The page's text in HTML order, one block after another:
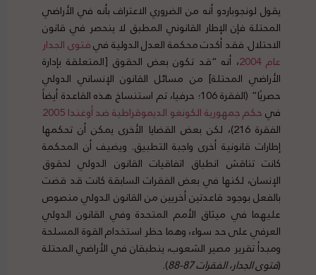
يقول لونجوباردو أنه من الضروري الاعتراف بأنه في الأراضي
المحتلة فإن الإطار القانوني المطبق لا ينحصر في قانون
الاحتلال. فقد أكدت محكمة العدل الدولية فيفتوى الجدار
عام 2004
، أنه “قد تكون بعض الحقوق [المتعلقة بإدارة
الأراضي المحتلة] من مسائل القانون الإنساني الدولي
حصريًا” (الفقرة 106؛ حرفيا، تم استنساخ هذه القاعدة أيضاً
فيحكم جمهورية الكونغو الديموقراطية ضد أوغندا 2005
الفقرة 216)، لكن بعض القضايا الأخرى يمكن أن تحكمها
إطارات قانونية أخرى واجبة التطبيق. ويضيف أن المحكمة
كانت تناقش انطباق اتفاقيات القانون الدولي لحقوق
الإنسان، لكنها في بعض الفقرات السابقة كانت قد قضت
بالفعل بوجود قاعدتين أخريين من القانون الدولي منصوص
عليهما في ميثاق الأمم المتحدة وفي القانون الدولي
العرفي على حد سواء، وهما حظر استخدام القوة المسلحة
ومبدأ تقرير مصير الشعوب، ينطبقان في الأراضي المحتلة
(فتوى الجدار، الفقرات 87-88
).